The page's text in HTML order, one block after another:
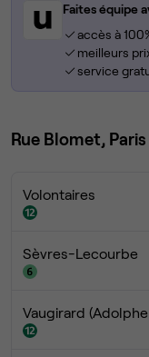
Faites équipe
accès à
meilleurs
service
Rue Blomet, Paris
Volontaires
Sèvres-Lecourbe
Vaugirard